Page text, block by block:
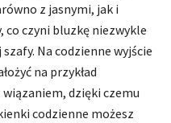
z jasnymi, jak i
czyni bluzkę niezwykle
Na codzienne wyjście
na przykład
dzięki czemu
codzienne możesz